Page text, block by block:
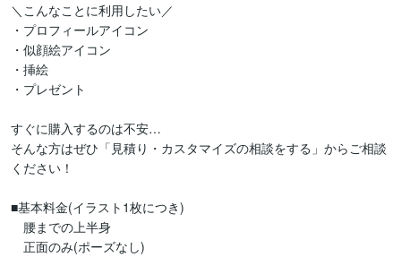
＼こんなことに利用したい／
・プロフィールアイコン
・似顔絵アイコン
・挿絵
・プレゼント
すぐに購入するのは不安…
そんな方はぜひ「見積り・カスタマイズの相談をする」からご相談
ください！
■基本料金(イラスト1枚につき)
腰までの上半身
正面のみ(ポーズなし)